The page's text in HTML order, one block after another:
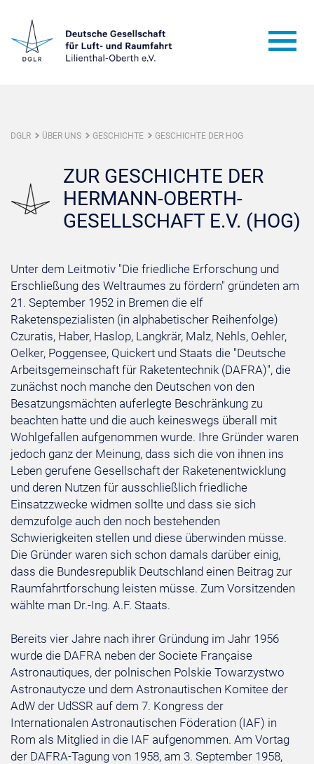
DGLR ÜBER UNS GESCHICHTE GESCHICHTE DER HOG
ZUR GESCHICHTE DER
HERMANN-OBERTH-
GESELLSCHAFT E.V. (HOG)
Unter dem Leitmotiv "Die friedliche Erforschung und
Erschließung des Weltraumes zu fördern" gründeten am
21. September 1952 in Bremen die elf
Raketenspezialisten (in alphabetischer Reihenfolge)
Czuratis, Haber, Haslop, Langkrär, Malz, Nehls, Oehler,
Oelker, Poggensee, Quickert und Staats die "Deutsche
Arbeitsgemeinschaft für Raketentechnik (DAFRA)", die
zunächst noch manche den Deutschen von den
Besatzungsmächten auferlegte Beschränkung zu
beachten hatte und die auch keineswegs überall mit
Wohlgefallen aufgenommen wurde. Ihre Gründer waren
jedoch ganz der Meinung, dass sich die von ihnen ins
Leben gerufene Gesellschaft der Raketenentwicklung
und deren Nutzen für ausschließlich friedliche
Einsatzzwecke widmen sollte und dass sie sich
demzufolge auch den noch bestehenden
Schwierigkeiten stellen und diese überwinden müsse.
Die Gründer waren sich schon damals darüber einig,
dass die Bundesrepublik Deutschland einen Beitrag zur
Raumfahrtforschung leisten müsse. Zum Vorsitzenden
wählte man Dr.-Ing. A.F. Staats.
Bereits vier Jahre nach ihrer Gründung im Jahr 1956
wurde die DAFRA neben der Societe Française
Astronautiques, der polnischen Polskie Towarzystwo
Astronautycze und dem Astronautischen Komitee der
AdW der UdSSR auf dem 7. Kongress der
Internationalen Astronautischen Föderation (IAF) in
Rom als Mitglied in die IAF aufgenommen. Am Vortag
der DAFRA-Tagung von 1958, am 3. September 1958,